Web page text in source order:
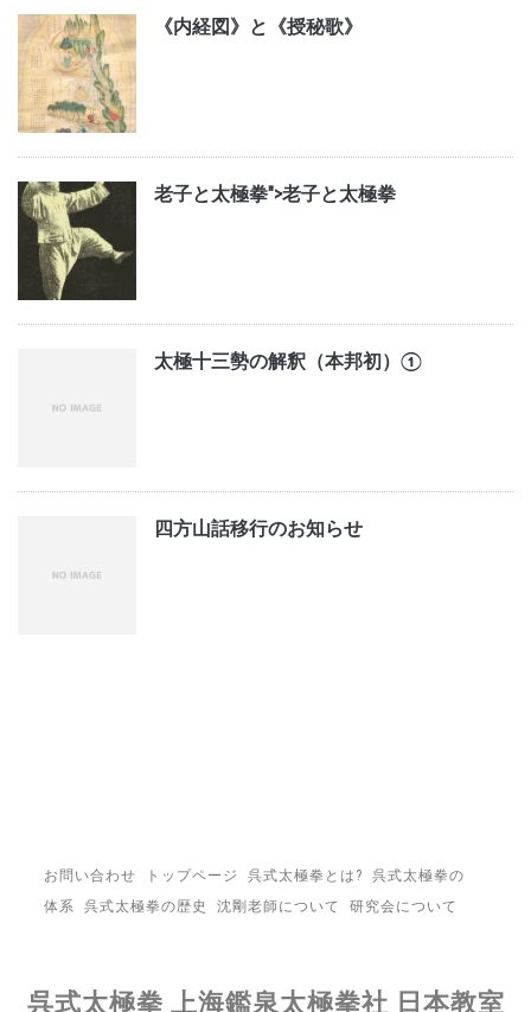
《内経図》と《授秘歌》
老子と太極拳">老子と太極拳
太極十三勢の解釈（本邦初）①
四方山話移行のお知らせ
お問い合わせ トップページ 呉式太極拳とは?
呉式太極拳の
体系
呉式太極拳の歴史 沈剛老師について 研究会について
呉式太極拳 上海鑑泉太極拳社 日本教室